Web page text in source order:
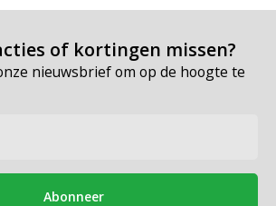
of kortingen missen?
nieuwsbrief om op de hoogte te
Abonneer